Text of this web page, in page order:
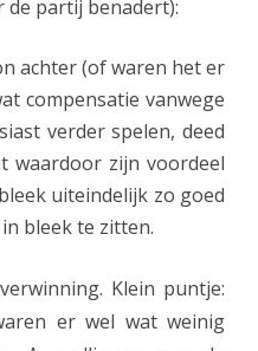
de partij benadert):
achter (of waren het er
compensatie vanwege
verder spelen, deed
waardoor zijn voordeel
uiteindelijk zo goed
bleek te zitten.
Klein puntje:
er wel wat weinig